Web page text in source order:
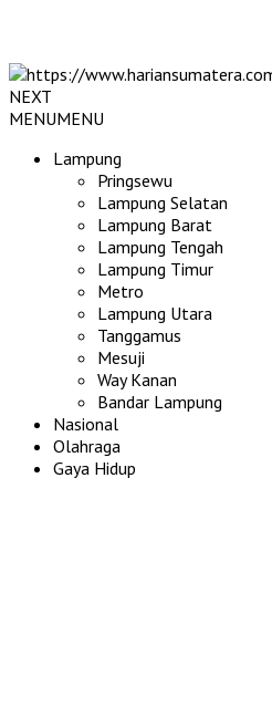
NEXT
MENUMENU
Lampung
Pringsewu
Lampung Selatan
Lampung Barat
Lampung Tengah
Lampung Timur
Metro
Lampung Utara
Tanggamus
Mesuji
Way Kanan
Bandar Lampung
Nasional
Olahraga
Gaya Hidup